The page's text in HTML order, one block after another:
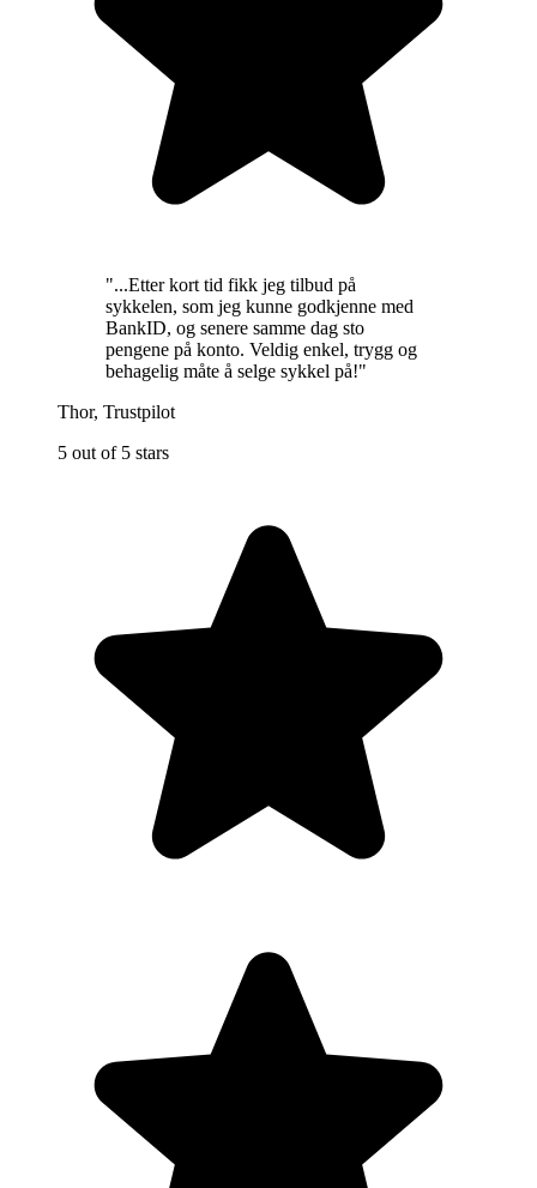
"...Etter kort tid fikk jeg tilbud på
sykkelen, som jeg kunne godkjenne med
BankID, og senere samme dag sto
pengene på konto. Veldig enkel, trygg og
behagelig måte å selge sykkel på!"
Thor, Trustpilot
5 out of 5 stars